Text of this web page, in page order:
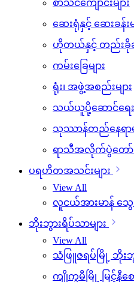
စာသင်ကျောင်းများ
ဆေးရုံနှင့် ဆေးခန်းမ
ဟိုတယ်နှင့် တည်းခိုခန်
ကမ်းခြေများ
ရုံး၊ အဖွဲ့အစည်းများ
သယ်ယူပို့ဆောင်ရေး
သုဿာန်တည်နေရာမ
ရာသီအလိုက်ပွဲတော်မ
ပရဟိတအသင်းများ
View All
လူငယ်အားမာန် သွ
ဘိုးဘွားရိပ်သာများ
View All
သံဖြူဇရပ်မြို့ ဘိုး
ကျိုက္ခမီမြို့ မြင့်နီစ